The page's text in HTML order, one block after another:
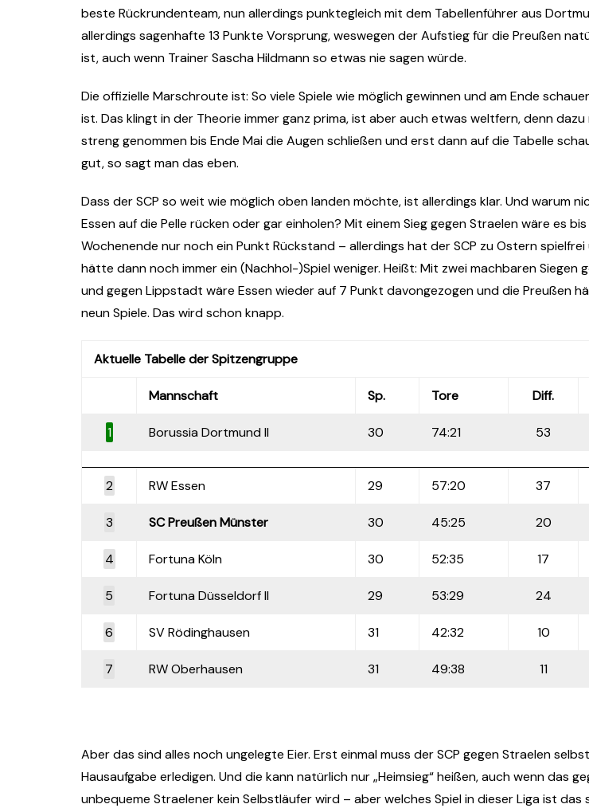
beste Rückrundenteam, nun allerdings punktegleich mit dem Tabellenführer aus
allerdings sagenhafte 13 Punkte Vorsprung, weswegen der Aufstieg für die Preußen
ist, auch wenn Trainer Sascha Hildmann so etwas nie sagen würde.
Die offizielle Marschroute ist: So viele Spiele wie möglich gewinnen und am Ende
ist. Das klingt in der Theorie immer ganz prima, ist aber auch etwas weltfern, denn
streng genommen bis Ende Mai die Augen schließen und erst dann auf die Tabelle
gut, so sagt man das eben.
Dass der SCP so weit wie möglich oben landen möchte, ist allerdings klar. Und warum
Essen auf die Pelle rücken oder gar einholen? Mit einem Sieg gegen Straelen wäre es
Wochenende nur noch ein Punkt Rückstand – allerdings hat der SCP zu Ostern spielfrei
hätte dann noch immer ein (Nachhol-)Spiel weniger. Heißt: Mit zwei machbaren Siegen
und gegen Lippstadt wäre Essen wieder auf 7 Punkt davongezogen und die Preußen
neun Spiele. Das wird schon knapp.
Aktuelle Tabelle der Spitzengruppe
Mannschaft Sp. Tore Diff.
1 Borussia Dortmund II 30 74:21 53
2 RW Essen 29 57:20 37
3 SC Preußen Münster 30 45:25 20
4 Fortuna Köln 30 52:35 17
5 Fortuna Düsseldorf II 29 53:29 24
6 SV Rödinghausen 31 42:32 10
7 RW Oberhausen 31 49:38 11
Aber das sind alles noch ungelegte Eier. Erst einmal muss der SCP gegen Straelen
Hausaufgabe erledigen. Und die kann natürlich nur „Heimsieg“ heißen, auch wenn das
unbequeme Straelener kein Selbstläufer wird – aber welches Spiel in dieser Liga ist das